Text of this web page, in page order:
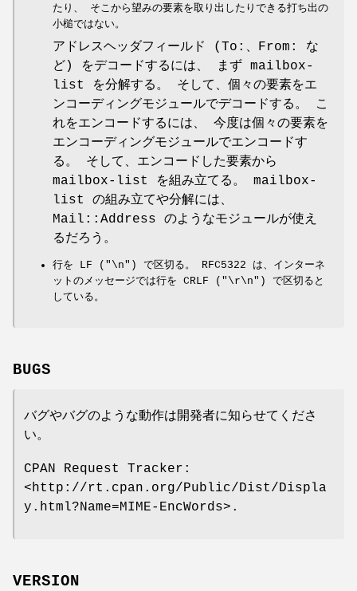
たり、 そこから望みの要素を取り出したりできる打ち出の
小槌ではない。
アドレスヘッダフィールド (To:、From: な
ど) をデコードするには、 まず mailbox-
list を分解する。 そして、個々の要素をエ
ンコーディングモジュールでデコードする。 こ
れをエンコードするには、 今度は個々の要素を
エンコーディングモジュールでエンコードす
る。 そして、エンコードした要素から
mailbox-list を組み立てる。 mailbox-
list の組み立てや分解には、
Mail::Address のようなモジュールが使え
るだろう。
行を LF ( "\n" ) で区切る。 RFC5322 は、インターネ
ットのメッセージでは行を CRLF ( "\r\n" ) で区切ると
している。
BUGS
バグやバグのような動作は開発者に知らせてくださ
い。
CPAN Request Tracker:
<http://rt.cpan.org/Public/Dist/Displa
y.html?Name=MIME-EncWords>.
VERSION